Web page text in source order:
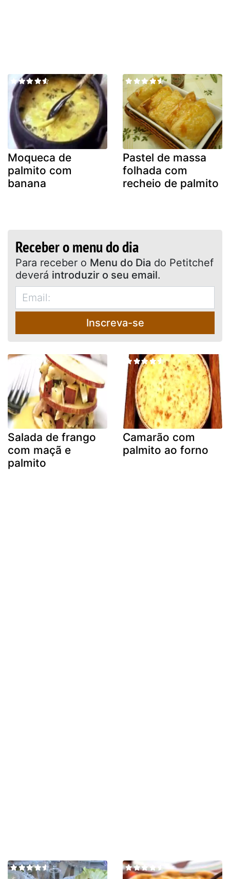
Moqueca de
palmito com
banana
Pastel de massa
folhada com
recheio de palmito
Receber o menu do dia
Para receber o Menu do Dia do Petitchef
deverá introduzir o seu email.
Inscreva-se
Salada de frango
com maçã e
palmito
Camarão com
palmito ao forno